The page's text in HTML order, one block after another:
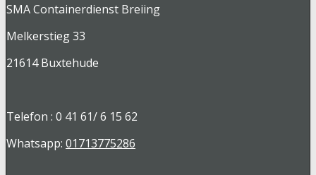
SMA Containerdienst Breiing
Melkerstieg 33
21614 Buxtehude
Telefon : 0 41 61/ 6 15 62
Whatsapp: 01713775286